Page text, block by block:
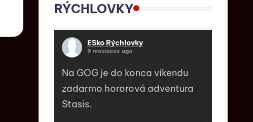
RÝCHLOVKY
ESko Rýchlovky
9 mesiacov ago
Na GOG je do konca víkendu
zadarmo hororová adventura
Stasis.